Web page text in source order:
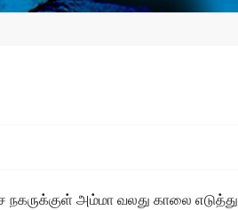
நகருக்குள் அம்மா வலது காலை எடுத்து